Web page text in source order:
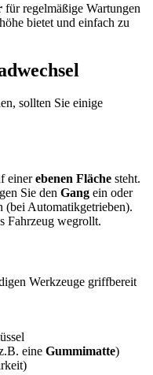
für regelmäßige Wartungen
bietet und einfach zu
sollten Sie einige
einerebenen Fläche steht.
Sie den Gang ein oder
(bei Automatikgetrieben).
Fahrzeug wegrollt.
Werkzeuge griffbereit
eine Gummimatte)